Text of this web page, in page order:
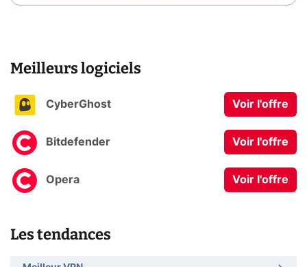
Meilleurs logiciels
CyberGhost Voir l'offre
Bitdefender Voir l'offre
Opera Voir l'offre
Les tendances